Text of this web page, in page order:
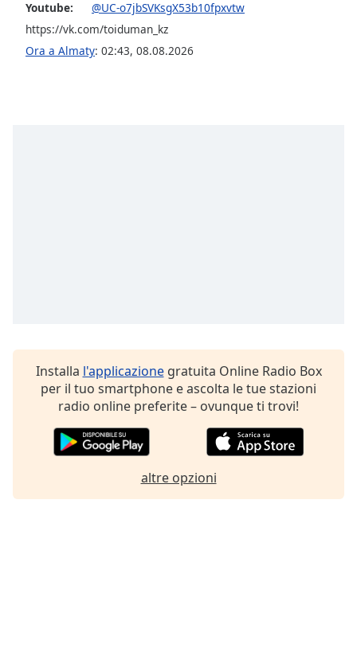
Family
Youtube:
@UC-o7jbSVKsgX53b10fpxvtw
https://vk.com/toiduman_kz
Ora a Almaty: 02:43, 08.08.2026
Installa l'applicazionegratuita Online Radio Box
per il tuo smartphone e ascolta le tue stazioni
radio online preferite – ovunque ti trovi!
altre opzioni